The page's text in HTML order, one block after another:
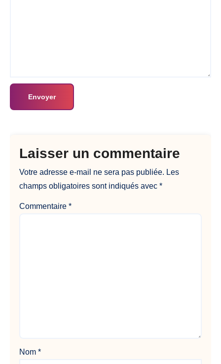
Laisser un commentaire
Votre adresse e-mail ne sera pas publiée. Les
champs obligatoires sont indiqués avec*
Commentaire*
Nom*